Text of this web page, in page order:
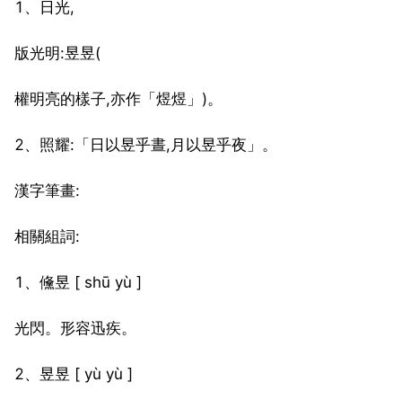
1、日光,
版光明:昱昱(
權明亮的樣子,亦作「煜煜」)。
2、照耀:「日以昱乎晝,月以昱乎夜」。
漢字筆畫:
相關組詞:
1、儵昱 [ shū yù ]
光閃。形容迅疾。
2、昱昱 [ yù yù ]